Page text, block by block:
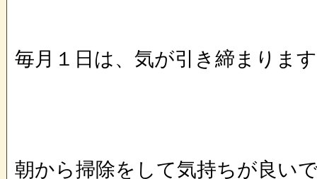
毎月１日は、気が引き締まりま
朝から掃除をして気持ちが良い